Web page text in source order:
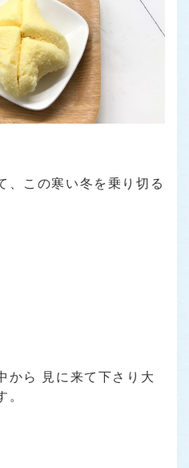
、この寒い冬を乗り切る
から 見に来て下さり大
。